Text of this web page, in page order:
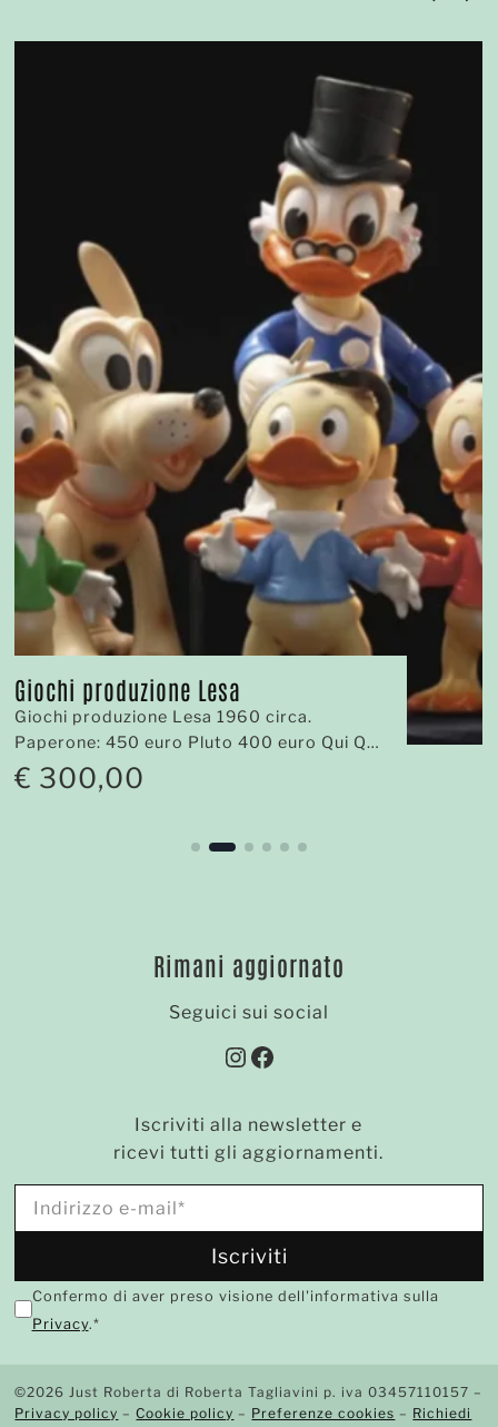
Giochi produzione Lesa
Giochi produzione Lesa 1960 circa.
Paperone: 450 euro Pluto 400 euro Qui Quo
Qua 300 euro cad.
€ 300,00
Rimani aggiornato
Seguici sui social
Instagram
Facebook
Iscriviti alla newsletter e
ricevi tutti gli aggiornamenti.
Confermo di aver preso visione dell'informativa sulla
Privacy.*
©2026 Just Roberta di Roberta Tagliavini p. iva 03457110157 –
Privacy policy –Cookie policy – Preferenze cookies – Richiedi